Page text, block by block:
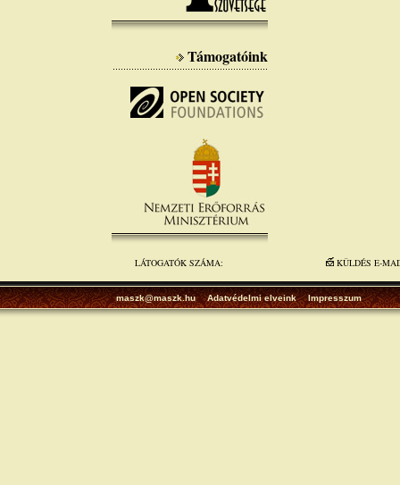
Támogatóink
LÁTOGATÓK SZÁMA: KÜLDÉS E-
maszk@maszk.hu Adatvédelmi elveink Impresszum